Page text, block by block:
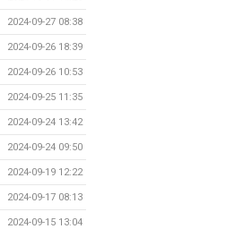
2024-09-27 08:38
2024-09-26 18:39
2024-09-26 10:53
2024-09-25 11:35
2024-09-24 13:42
2024-09-24 09:50
2024-09-19 12:22
2024-09-17 08:13
2024-09-15 13:04